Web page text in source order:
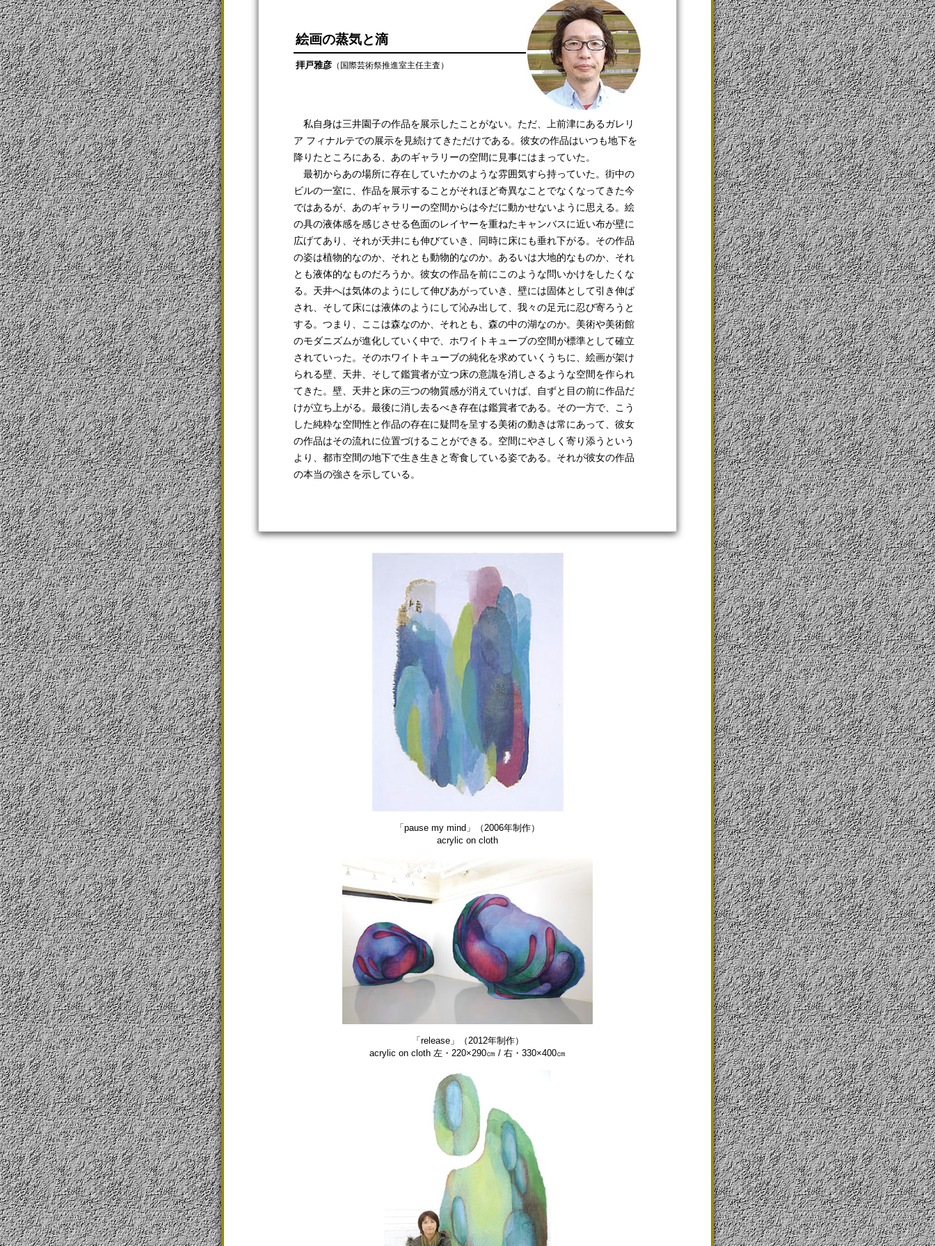
絵画の蒸気と滴
拝戸雅彦 （国際芸術祭推進室主任主査）
私自身は三井園子の作品を展示したことがない。ただ、上前津にあるガレリ
ア フィナルテでの展示を見続けてきただけである。彼女の作品はいつも地下を
降りたところにある、あのギャラリーの空間に見事にはまっていた。
最初からあの場所に存在していたかのような雰囲気すら持っていた。街中の
ビルの一室に、作品を展示することがそれほど奇異なことでなくなってきた今
ではあるが、あのギャラリーの空間からは今だに動かせないように思える。絵
の具の液体感を感じさせる色面のレイヤーを重ねたキャンバスに近い布が壁に
広げてあり、それが天井にも伸びていき、同時に床にも垂れ下がる。その作品
の姿は植物的なのか、それとも動物的なのか。あるいは大地的なものか、それ
とも液体的なものだろうか。彼女の作品を前にこのような問いかけをしたくな
る。天井へは気体のようにして伸びあがっていき、壁には固体として引き伸ば
され、そして床には液体のようにして沁み出して、我々の足元に忍び寄ろうと
する。つまり、ここは森なのか、それとも、森の中の湖なのか。美術や美術館
のモダニズムが進化していく中で、ホワイトキューブの空間が標準として確立
されていった。そのホワイトキューブの純化を求めていくうちに、絵画が架け
られる壁、天井、そして鑑賞者が立つ床の意識を消しさるような空間を作られ
てきた。壁、天井と床の三つの物質感が消えていけば、自ずと目の前に作品だ
けが立ち上がる。最後に消し去るべき存在は鑑賞者である。その一方で、こう
した純粋な空間性と作品の存在に疑問を呈する美術の動きは常にあって、彼女
の作品はその流れに位置づけることができる。空間にやさしく寄り添うという
より、都市空間の地下で生き生きと寄食している姿である。それが彼女の作品
の本当の強さを示している。
「pause my mind」（2006年制作）
acrylic on cloth
「release」（2012年制作）
acrylic on cloth 左・220×290㎝ / 右・330×400㎝